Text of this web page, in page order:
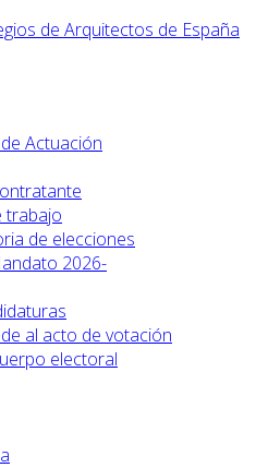
Actuación
trabajo
de elecciones
2026-
al acto de votación
electoral